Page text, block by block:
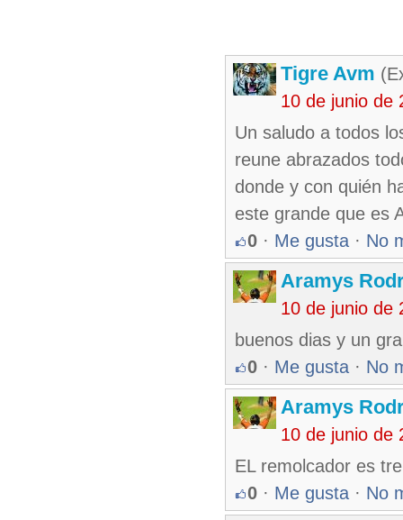
Tigre Avm
10 de junio de
Un saludo a todos
reune abrazados
donde y con quién
este grande que es
0 · Me gusta · No
Aramys
10 de junio de
buenos dias y un
0 · Me gusta · No
Aramys
10 de junio de
EL remolcador es
0 · Me gusta · No